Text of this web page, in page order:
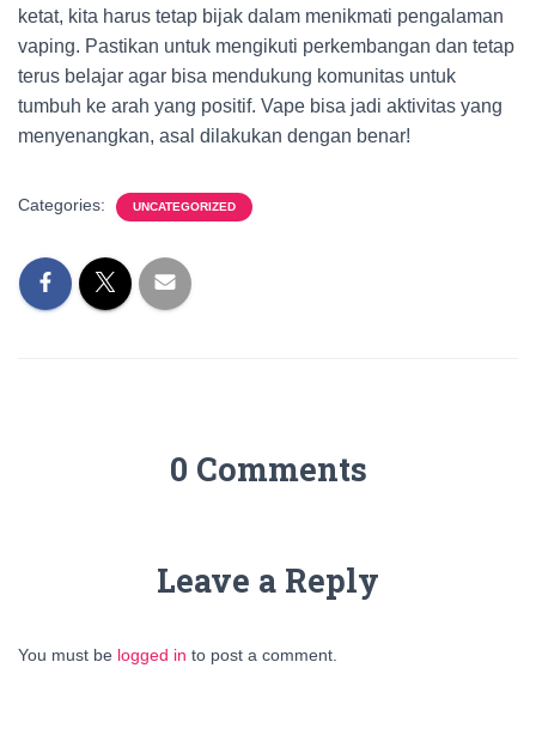
ketat, kita harus tetap bijak dalam menikmati pengalaman
vaping. Pastikan untuk mengikuti perkembangan dan tetap
terus belajar agar bisa mendukung komunitas untuk
tumbuh ke arah yang positif. Vape bisa jadi aktivitas yang
menyenangkan, asal dilakukan dengan benar!
Categories: UNCATEGORIZED
0 Comments
Leave a Reply
You must be logged in to post a comment.